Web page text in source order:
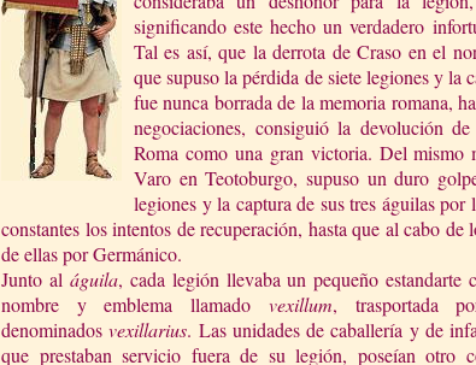
significando este hecho un verdadero
Tal es así, que la derrota de Craso en el
que supuso la pérdida de siete legiones y la
fue nunca borrada de la memoria romana,
negociaciones, consiguió la devolución de
Roma como una gran victoria. Del
Varo en Teotoburgo, supuso un duro
legiones y la captura de sus tres águilas por
constantes los intentos de recuperación, hasta que al cabo de
de ellas por Germánico.
Junto al águila, cada legión llevaba un pequeño estandarte
nombre y emblema llamado vexillum, trasportada
denominadosvexillarius. Las unidades de caballería y de
que prestaban servicio fuera de su legión, poseían otro